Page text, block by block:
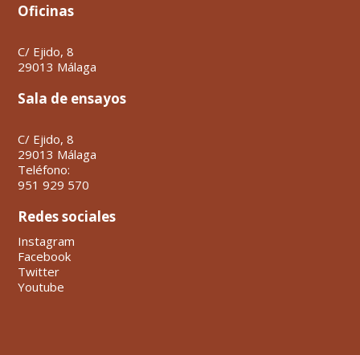
Oficinas
C/ Ejido, 8
29013 Málaga
Sala de ensayos
C/ Ejido, 8
29013 Málaga
Teléfono:
951 929 570
Redes sociales
Instagram
Facebook
Twitter
Youtube